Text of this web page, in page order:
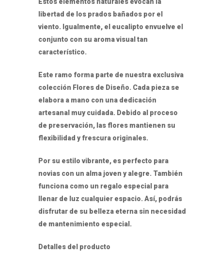
libertad de los prados bañados por el
viento. Igualmente, el eucalipto envuelve el
conjunto con su aroma visual tan
característico.
Este ramo forma parte de nuestra exclusiva
colección Flores de Diseño. Cada pieza se
elabora a mano con una dedicación
artesanal muy cuidada. Debido al proceso
de preservación, las flores mantienen su
flexibilidad y frescura originales.
Por su estilo vibrante, es perfecto para
novias con un alma joven y alegre. También
funciona como un regalo especial para
llenar de luz cualquier espacio. Así, podrás
disfrutar de su belleza eterna sin necesidad
de mantenimiento especial.
Detalles del producto